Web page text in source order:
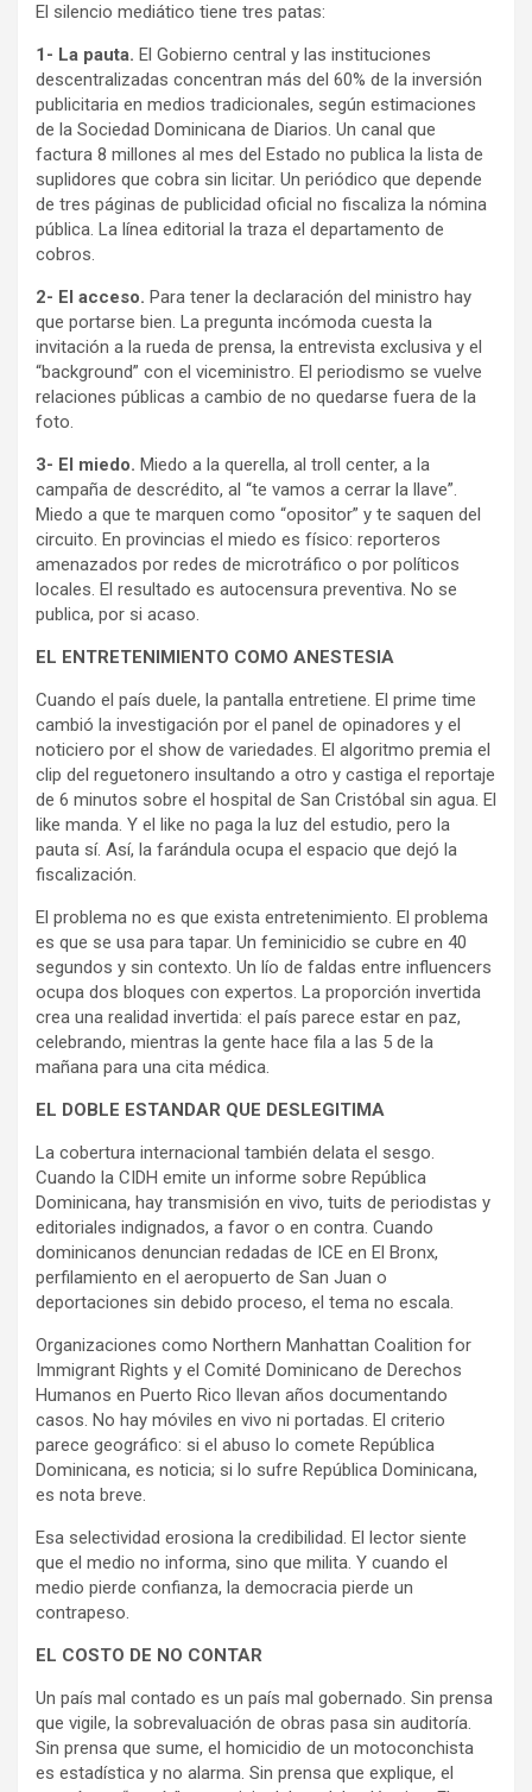
El silencio mediático tiene tres patas:
1- La pauta. El Gobierno central y las instituciones
descentralizadas concentran más del 60% de la inversión
publicitaria en medios tradicionales, según estimaciones
de la Sociedad Dominicana de Diarios. Un canal que
factura 8 millones al mes del Estado no publica la lista de
suplidores que cobra sin licitar. Un periódico que depende
de tres páginas de publicidad oficial no fiscaliza la nómina
pública. La línea editorial la traza el departamento de
cobros.
2- El acceso. Para tener la declaración del ministro hay
que portarse bien. La pregunta incómoda cuesta la
invitación a la rueda de prensa, la entrevista exclusiva y el
“background” con el viceministro. El periodismo se vuelve
relaciones públicas a cambio de no quedarse fuera de la
foto.
3- El miedo. Miedo a la querella, al troll center, a la
campaña de descrédito, al “te vamos a cerrar la llave”.
Miedo a que te marquen como “opositor” y te saquen del
circuito. En provincias el miedo es físico: reporteros
amenazados por redes de microtráfico o por políticos
locales. El resultado es autocensura preventiva. No se
publica, por si acaso.
EL ENTRETENIMIENTO COMO ANESTESIA
Cuando el país duele, la pantalla entretiene. El prime time
cambió la investigación por el panel de opinadores y el
noticiero por el show de variedades. El algoritmo premia el
clip del reguetonero insultando a otro y castiga el reportaje
de 6 minutos sobre el hospital de San Cristóbal sin agua. El
like manda. Y el like no paga la luz del estudio, pero la
pauta sí. Así, la farándula ocupa el espacio que dejó la
fiscalización.
El problema no es que exista entretenimiento. El problema
es que se usa para tapar. Un feminicidio se cubre en 40
segundos y sin contexto. Un lío de faldas entre influencers
ocupa dos bloques con expertos. La proporción invertida
crea una realidad invertida: el país parece estar en paz,
celebrando, mientras la gente hace fila a las 5 de la
mañana para una cita médica.
EL DOBLE ESTANDAR QUE DESLEGITIMA
La cobertura internacional también delata el sesgo.
Cuando la CIDH emite un informe sobre República
Dominicana, hay transmisión en vivo, tuits de periodistas y
editoriales indignados, a favor o en contra. Cuando
dominicanos denuncian redadas de ICE en El Bronx,
perfilamiento en el aeropuerto de San Juan o
deportaciones sin debido proceso, el tema no escala.
Organizaciones como Northern Manhattan Coalition for
Immigrant Rights y el Comité Dominicano de Derechos
Humanos en Puerto Rico llevan años documentando
casos. No hay móviles en vivo ni portadas. El criterio
parece geográfico: si el abuso lo comete República
Dominicana, es noticia; si lo sufre República Dominicana,
es nota breve.
Esa selectividad erosiona la credibilidad. El lector siente
que el medio no informa, sino que milita. Y cuando el
medio pierde confianza, la democracia pierde un
contrapeso.
EL COSTO DE NO CONTAR
Un país mal contado es un país mal gobernado. Sin prensa
que vigile, la sobrevaluación de obras pasa sin auditoría.
Sin prensa que sume, el homicidio de un motoconchista
es estadística y no alarma. Sin prensa que explique, el